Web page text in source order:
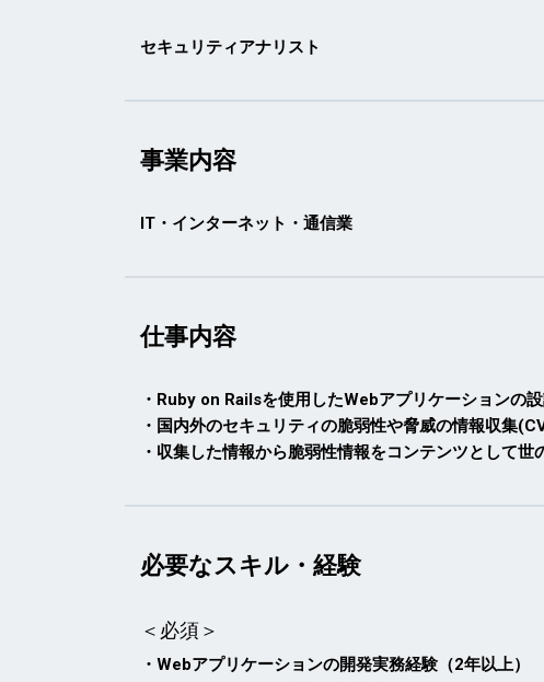
セキュリティアナリスト
事業内容
IT・インターネット・通信業
仕事内容
・Ruby on Railsを使用したWebアプリケーションの
・国内外のセキュリティの脆弱性や脅威の情報収集
・収集した情報から脆弱性情報をコンテンツとして
必要なスキル・経験
＜必須＞
・Webアプリケーションの開発実務経験（2年以上）